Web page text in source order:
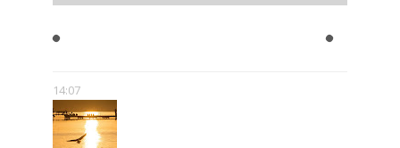
14:07